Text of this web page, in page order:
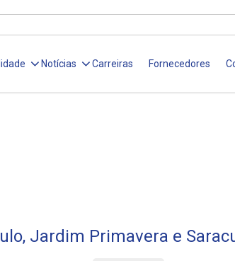
Notícias Carreiras Fornecedores
Jardim Primavera e